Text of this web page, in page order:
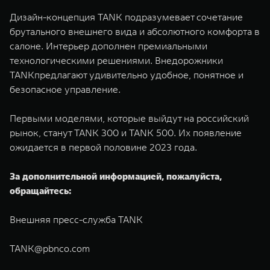
Дизайн-концепция TANK подразумевает сочетание
брутального внешнего вида и абсолютного комфорта в
салоне. Интерьер дополнен премиальными
технологическими решениями. Внедорожники
TANKпредлагают удивительно удобное, понятное и
безопасное управление.
Первыми моделями, которые выйдут на российский
рынок, станут TANK 300 и TANK 500. Их появление
ожидается в первой половине 2023 года.
За дополнительной информацией, пожалуйста,
обращайтесь:
Внешняя пресс-служба TANK
TANK@pbnco.com